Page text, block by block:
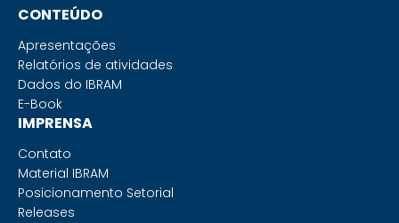
CONTEÚDO
Apresentações
Relatórios de atividades
Dados do IBRAM
E-Book
IMPRENSA
Contato
Material IBRAM
Posicionamento Setorial
Releases